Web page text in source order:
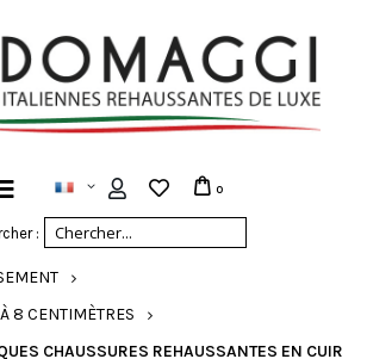
:
0
8 CENTIMÈTRES
CHAUSSURES REHAUSSANTES EN CUIR